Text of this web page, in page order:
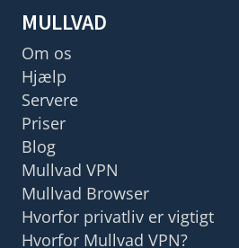
MULLVAD
Om os
Hjælp
Servere
Priser
Blog
Mullvad VPN
Mullvad Browser
Hvorfor privatliv er vigtigt
Hvorfor Mullvad VPN?